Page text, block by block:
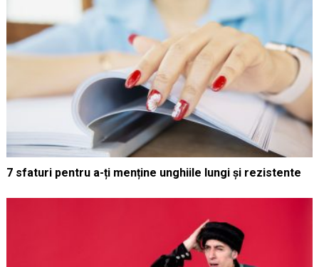
7 sfaturi pentru a-ți menține unghiile lungi și rezistente